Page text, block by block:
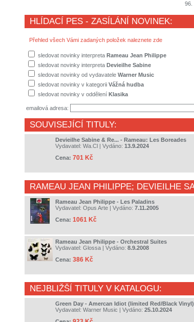
96.
HLÍDACÍ PES - ZASÍLÁNÍ NOVINEK:
Přehled všech Vámi zadaných položek naleznete zde
sledovat novinky interpreta Rameau Jean Philippe
sledovat novinky interpreta Devieilhe Sabine
sledovat novinky od vydavatele Warner Music
sledovat novinky v kategorii Vážná hudba
sledovat novinky v oddělení Klasika
emailová adresa:
SOUVISEJÍCÍ TITULY:
Devieilhe Sabine & Re... - Rameau: Les Boreades
Vydavatel: Wa.Cl | Vydáno: 13.9.2024
Cena: 701 Kč
RAMEAU JEAN PHILIPPE; DEVIEILHE
Rameau Jean Philippe - Les Paladins
Vydavatel: Opus Arte | Vydáno: 7.11.2005
Cena: 1061 Kč
Rameau Jean Philippe - Orchestral Suites
Vydavatel: Glossa | Vydáno: 8.9.2008
Cena: 386 Kč
NEJBLIŽŠÍ TITULY V KATALOGU:
Green Day - Amercan Idiot (limited Red/Black Vinyl)
Vydavatel: Warner Music | Vydáno: 25.10.2024